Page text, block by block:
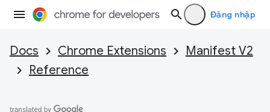
Đăng nhập
Docs Chrome Extensions
Manifest V2
Reference